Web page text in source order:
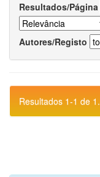
Resultados/Página
Autores/Registo
Resultados 1-1 de 1.